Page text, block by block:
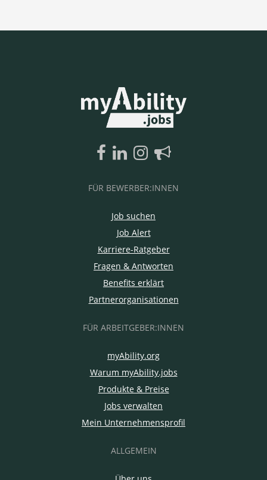
FÜR BEWERBER:INNEN
Job suchen
Job Alert
Karriere-Ratgeber
Fragen & Antworten
Benefits erklärt
Partnerorganisationen
FÜR ARBEITGEBER:INNEN
myAbility.org
Warum myAbility.jobs
Produkte & Preise
Jobs verwalten
Mein Unternehmensprofil
ALLGEMEIN